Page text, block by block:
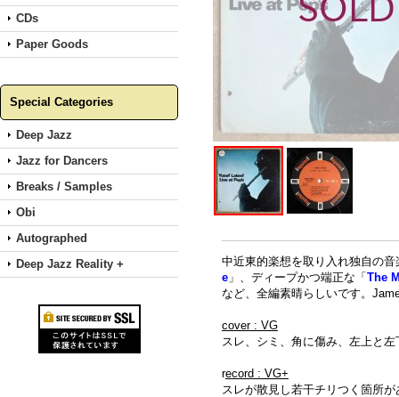
CDs
Paper Goods
Special Categories
Deep Jazz
Jazz for Dancers
Breaks / Samples
Obi
Autographed
Deep Jazz Reality +
中近東的楽想を取り入れ独自の
e 」、ディープかつ端正な「 The
など、全編素晴らしいです。
cover : VG
スレ、シミ、角に傷み、左上と
record : VG+
スレが散見し若干チリつく箇所